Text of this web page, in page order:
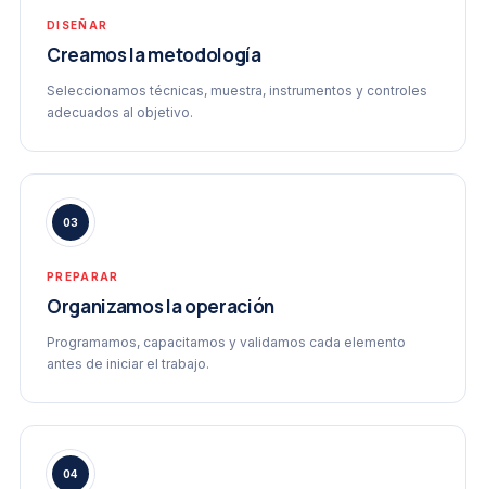
DISEÑAR
Creamos la metodología
Seleccionamos técnicas, muestra, instrumentos y controles
adecuados al objetivo.
03
PREPARAR
Organizamos la operación
Programamos, capacitamos y validamos cada elemento
antes de iniciar el trabajo.
04